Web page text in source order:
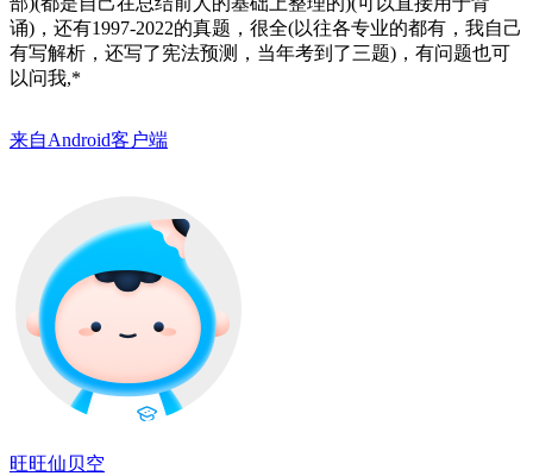
诵)，还有1997-2022的真题，很全(以往各专业的都有，我自己
有写解析，还写了宪法预测，当年考到了三题)，有问题也可
以问我,*
来自Android客户端
旺旺仙贝空